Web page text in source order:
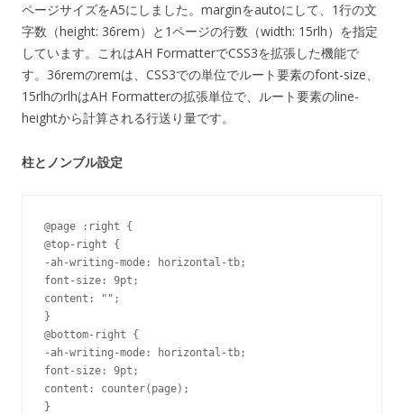
ページサイズをA5にしました。marginをautoにして、1行の文
字数（height: 36rem）と1ページの行数（width: 15rlh）を指定
しています。これはAH FormatterでCSS3を拡張した機能で
す。36remのremは、CSS3での単位でルート要素のfont-size、
15rlhのrlhはAH Formatterの拡張単位で、ルート要素のline-
heightから計算される行送り量です。
柱とノンブル設定
@page :right {
@top-right {
-ah-writing-mode: horizontal-tb;
font-size: 9pt;
content: "";
}
@bottom-right {
-ah-writing-mode: horizontal-tb;
font-size: 9pt;
content: counter(page);
}